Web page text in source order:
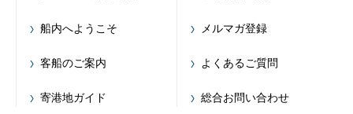
船内へようこそ
客船のご案内
寄港地ガイド
メルマガ登録
よくあるご質問
総合お問い合わせ